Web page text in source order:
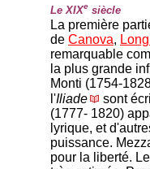
Le XIXe siècle
La première
de Canova,
remarquable
la plus grande
Monti (1754-
l'Iliade
sont
(1777- 1820)
lyrique, et
puissance.
pour la liberté.